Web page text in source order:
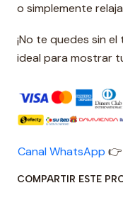
o simplemente
¡No te quedes sin
ideal para mostrar
Canal WhatsApp 👉
COMPARTIR ESTE